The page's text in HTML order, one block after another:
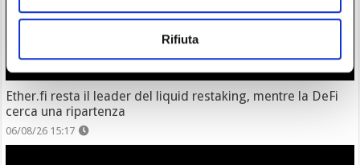
Rifiuta
Ether.fi resta il leader del liquid restaking, mentre la DeFi
cerca una ripartenza
06/08/26 15:17